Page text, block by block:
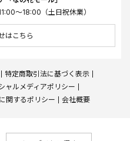
～18:00（土日祝休業）
はこちら
特定商取引法に基づく表示
ャルメディアポリシー
関するポリシー
会社概要